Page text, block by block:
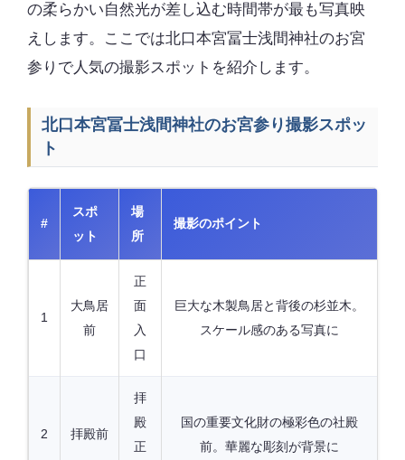
の柔らかい自然光が差し込む時間帯が最も写真映
えします。ここでは北口本宮冨士浅間神社のお宮
参りで人気の撮影スポットを紹介します。
北口本宮冨士浅間神社のお宮参り撮影スポッ
ト
#
スポ
ット
場
所
撮影のポイント
1
大鳥居
前
正
面
入
口
巨大な木製鳥居と背後の杉並木。
スケール感のある写真に
2 拝殿前
拝
殿
正
国の重要文化財の極彩色の社殿
前。華麗な彫刻が背景に